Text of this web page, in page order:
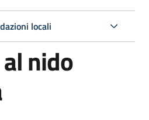
locali
nido